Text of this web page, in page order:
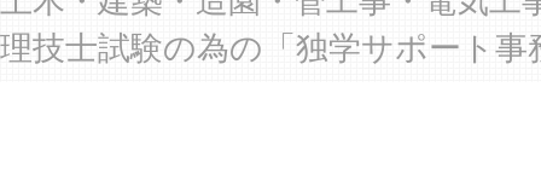
理技士試験の為の「独学サポート事